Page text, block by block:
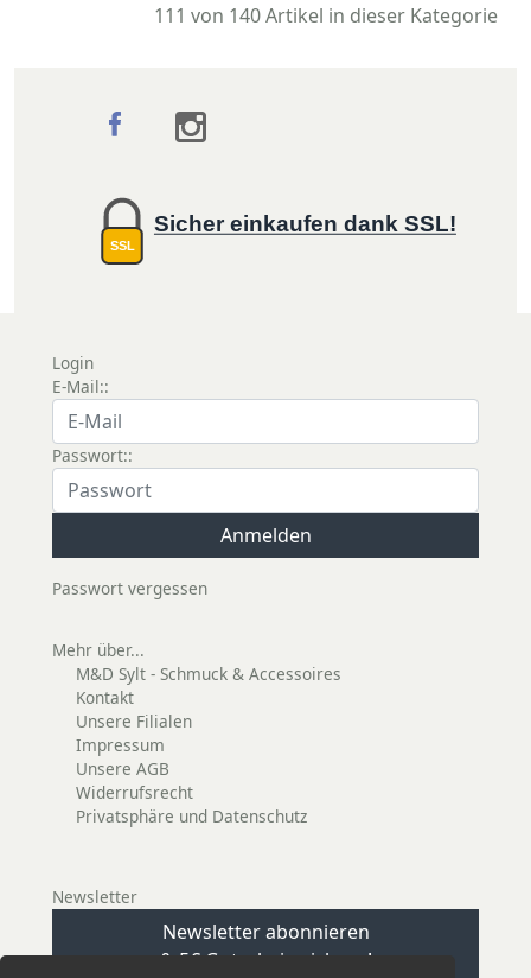
111 von 140Artikel in dieser Kategorie
SSL
Sicher einkaufen dank SSL!
Login
E-Mail::
Passwort::
Passwort vergessen
Mehr über...
M&D Sylt - Schmuck & Accessoires
Kontakt
Unsere Filialen
Impressum
Unsere AGB
Widerrufsrecht
Privatsphäre und Datenschutz
Newsletter
Newsletter abonnieren
& 5€ Gutschein sichern!